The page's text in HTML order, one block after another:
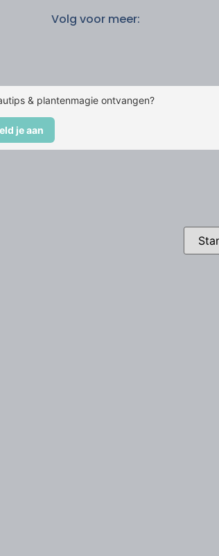
Volg voor meer:
& plantenmagie ontvangen?
je aan